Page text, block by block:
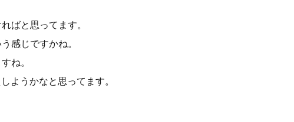
ばと思ってます。
感じですかね。
ね。
ようかなと思ってます。